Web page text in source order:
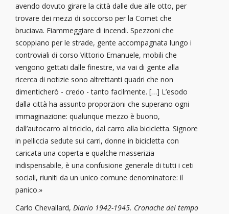
avendo dovuto girare la città dalle due alle otto, per
trovare dei mezzi di soccorso per la Comet che
bruciava. Fiammeggiare di incendi. Spezzoni che
scoppiano per le strade, gente accompagnata lungo i
controviali di corso Vittorio Emanuele, mobili che
vengono gettati dalle finestre, via vai di gente alla
ricerca di notizie sono altrettanti quadri che non
dimenticherò - credo - tanto facilmente. […] L’esodo
dalla città ha assunto proporzioni che superano ogni
immaginazione: qualunque mezzo è buono,
dall’autocarro al triciclo, dal carro alla bicicletta. Signore
in pelliccia sedute sui carri, donne in bicicletta con
caricata una coperta e qualche masserizia
indispensabile, è una confusione generale di tutti i ceti
sociali, riuniti da un unico comune denominatore: il
panico.»
Carlo Chevallard, Diario 1942-1945. Cronache del tempo